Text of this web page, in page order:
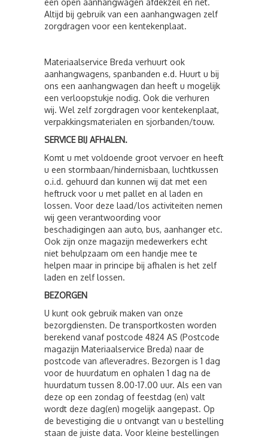
een open aanhangwagen afdekzeil en net.
Altijd bij gebruik van een aanhangwagen zelf
zorgdragen voor een kentekenplaat.
Materiaalservice Breda verhuurt ook
aanhangwagens, spanbanden e.d. Huurt u bij
ons een aanhangwagen dan heeft u mogelijk
een verloopstukje nodig. Ook die verhuren
wij. Wel zelf zorgdragen voor kentekenplaat,
verpakkingsmaterialen en sjorbanden/touw.
SERVICE BIJ AFHALEN.
Komt u met voldoende groot vervoer en heeft
u een stormbaan/hindernisbaan, luchtkussen
o.i.d. gehuurd dan kunnen wij dat met een
heftruck voor u met pallet en al laden en
lossen. Voor deze laad/los activiteiten nemen
wij geen verantwoording voor
beschadigingen aan auto, bus, aanhanger etc.
Ook zijn onze magazijn medewerkers echt
niet behulpzaam om een handje mee te
helpen maar in principe bij afhalen is het zelf
laden en zelf lossen.
BEZORGEN
U kunt ook gebruik maken van onze
bezorgdiensten. De transportkosten worden
berekend vanaf postcode 4824 AS (Postcode
magazijn Materiaalservice Breda) naar de
postcode van afleveradres. Bezorgen is 1 dag
voor de huurdatum en ophalen 1 dag na de
huurdatum tussen 8.00-17.00 uur. Als een van
deze op een zondag of feestdag (en) valt
wordt deze dag(en) mogelijk aangepast. Op
de bevestiging die u ontvangt van u bestelling
staan de juiste data. Voor kleine bestellingen